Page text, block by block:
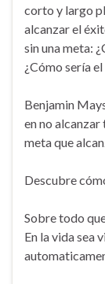
corto y largo
alcanzar el
sin una meta:
¿Cómo sería
Benjamin
en no alcanzar
meta que
Descubre
Sobre todo
En la vida sea